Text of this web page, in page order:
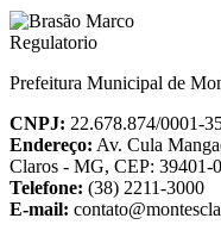
Prefeitura Municipal de
CNPJ: 22.678.874/0001-
Endereço: Av. Cula
Claros - MG, CEP: 39401-
Telefone: (38) 2211-3000
E-mail: